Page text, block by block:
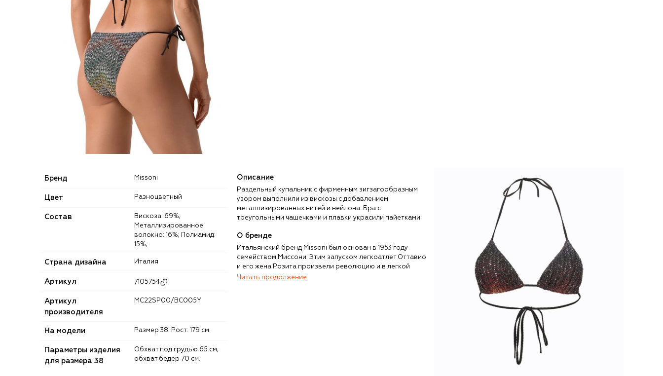
Бренд Missoni
Цвет Разноцветный
Состав
Вискоза: 69%;
Металлизированное
волокно: 16%; Полиамид:
15%;
Страна дизайна Италия
Артикул 7105754
Артикул
производителя
MC22SP00/BC005Y
На модели Размер 38. Рост: 179 см.
Параметры изделия
для размера 38
Обхват под грудью 65 см,
обхват бедер 70 см.
Описание
Раздельный купальник с фирменным зигзагообразным
узором выполнили из вискозы с добавлением
металлизированных нитей и нейлона. Бра с
треугольными чашечками и плавки украсили пайетками.
О бренде
Итальянский бренд Missoni был основан в 1953 году
семейством Миссони. Этим запуском легкоатлет Оттавио
и его жена Розита произвели революцию и в легкой
промышленности, и в модной индустрии: пара впервые
Читать продолжение